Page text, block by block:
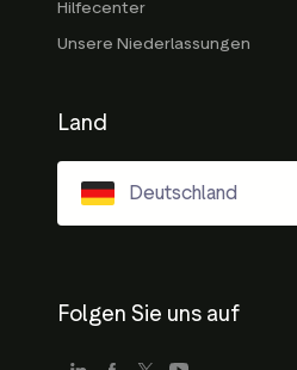
Hilfecenter
Unsere Niederlassungen
Land
Deutschland
Folgen Sie uns auf